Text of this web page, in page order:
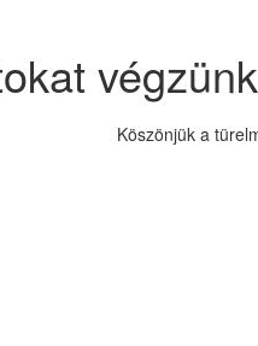
Köszönjük a